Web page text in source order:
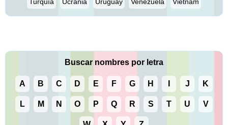
Buscar nombres por letra
A B C D E F G H J K
L M N O P Q R S T U V